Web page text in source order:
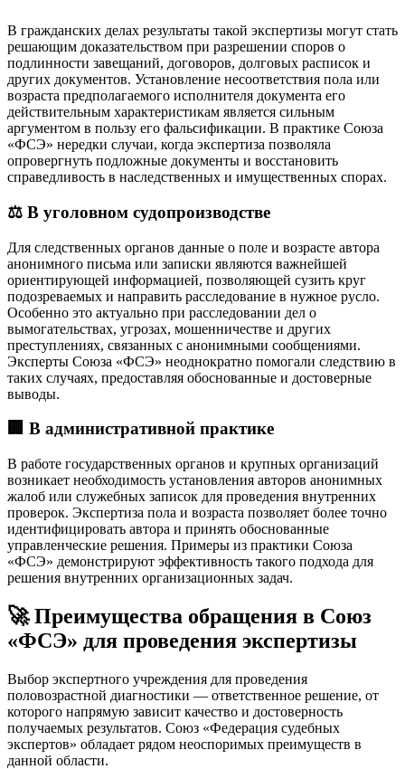
В гражданских делах результаты такой экспертизы могут стать
решающим доказательством при разрешении споров о
подлинности завещаний, договоров, долговых расписок и
других документов. Установление несоответствия пола или
возраста предполагаемого исполнителя документа его
действительным характеристикам является сильным
аргументом в пользу его фальсификации. В практике Союза
«ФСЭ» нередки случаи, когда экспертиза позволяла
опровергнуть подложные документы и восстановить
справедливость в наследственных и имущественных спорах.
⚖️ В уголовном судопроизводстве
Для следственных органов данные о поле и возрасте автора
анонимного письма или записки являются важнейшей
ориентирующей информацией, позволяющей сузить круг
подозреваемых и направить расследование в нужное русло.
Особенно это актуально при расследовании дел о
вымогательствах, угрозах, мошенничестве и других
преступлениях, связанных с анонимными сообщениями.
Эксперты Союза «ФСЭ» неоднократно помогали следствию в
таких случаях, предоставляя обоснованные и достоверные
выводы.
🏢 В административной практике
В работе государственных органов и крупных организаций
возникает необходимость установления авторов анонимных
жалоб или служебных записок для проведения внутренних
проверок. Экспертиза пола и возраста позволяет более точно
идентифицировать автора и принять обоснованные
управленческие решения. Примеры из практики Союза
«ФСЭ» демонстрируют эффективность такого подхода для
решения внутренних организационных задач.
🚀 Преимущества обращения в Союз
«ФСЭ» для проведения экспертизы
Выбор экспертного учреждения для проведения
половозрастной диагностики — ответственное решение, от
которого напрямую зависит качество и достоверность
получаемых результатов. Союз «Федерация судебных
экспертов» обладает рядом неоспоримых преимуществ в
данной области.